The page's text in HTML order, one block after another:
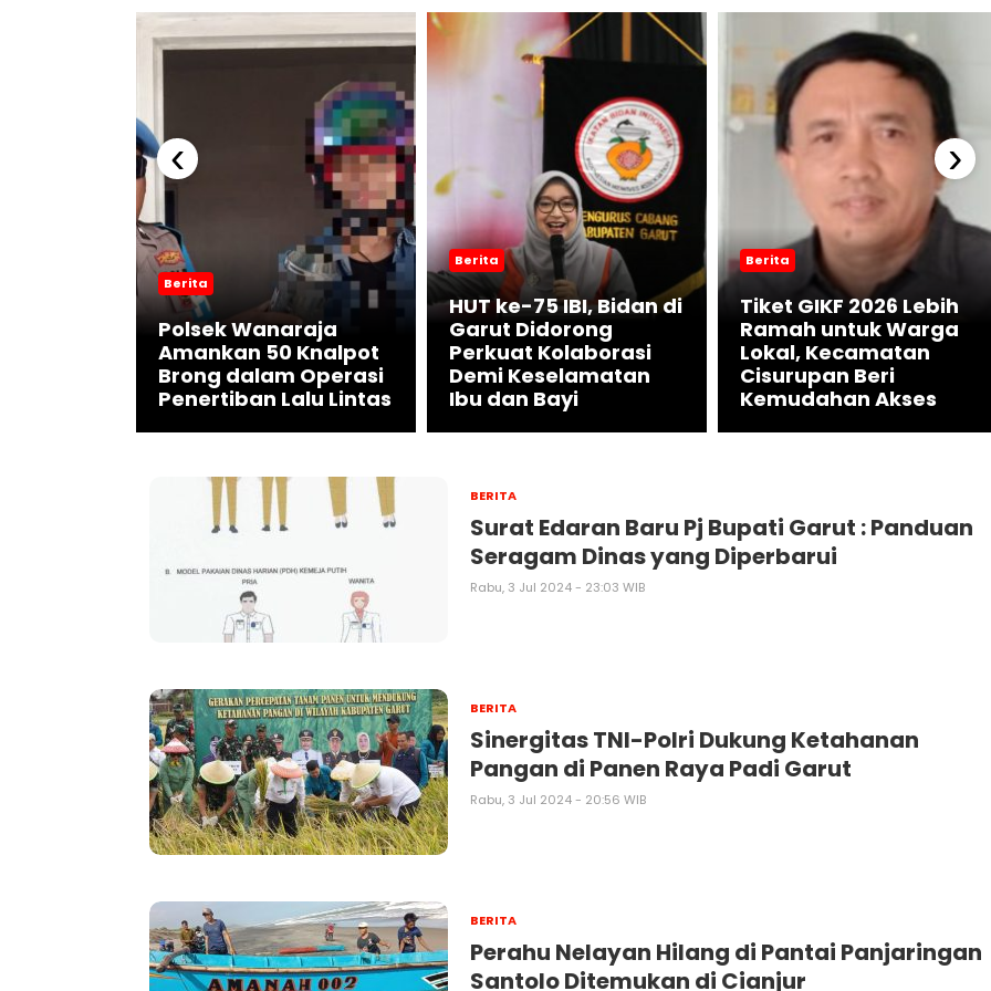
Berita
Polsek Wanaraja
Amankan 50 Knalpot
Brong dalam Operasi
Penertiban Lalu Lintas
Berita
HUT ke-75 IBI, Bidan di
Garut Didorong
Perkuat Kolaborasi
Demi Keselamatan
Ibu dan Bayi
Berita
Tiket GIKF 2026 Lebih
Ramah untuk Warga
Lokal, Kecamatan
Cisurupan Beri
Kemudahan Akses
‹ ›
BERITA
Surat Edaran Baru Pj Bupati Garut : Panduan
Seragam Dinas yang Diperbarui
Rabu, 3 Jul 2024 - 23:03 WIB
BERITA
Sinergitas TNI-Polri Dukung Ketahanan
Pangan di Panen Raya Padi Garut
Rabu, 3 Jul 2024 - 20:56 WIB
BERITA
Perahu Nelayan Hilang di Pantai Panjaringan
Santolo Ditemukan di Cianjur